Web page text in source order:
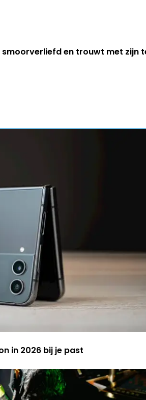
smoorverliefd en trouwt met zijn
in 2026 bij je past